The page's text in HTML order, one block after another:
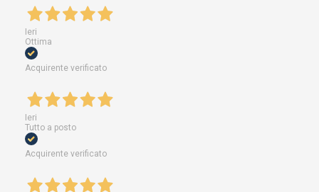
Ieri
Ottima
Acquirente verificato
Ieri
Tutto a posto
Acquirente verificato